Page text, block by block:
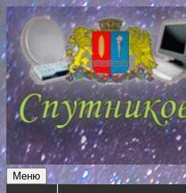
Перейти
к
содержимому
Меню